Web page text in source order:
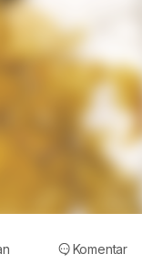
Komentar